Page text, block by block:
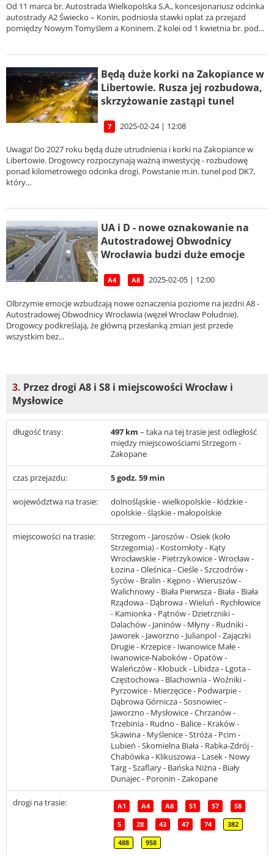
Od 11 marca br. Autostrada Wielkopolska S.A., koncesjonariusz odcinka
autostrady A2 Świecko – Konin, podniosła stawki opłat za przejazd
pomiędzy Nowym Tomyślem a Koninem. Z kolei od 1 kwietnia br. pod...
Będą duże korki na Zakopiance w
Libertowie. Rusza jej rozbudowa,
skrzyżowanie zastąpi tunel
7 2025-02-24 | 12:08
Uwaga! Do 2027 roku będą duże utrudnienia i korki na Zakopiance w
Libertowie. Drogowcy rozpoczynają ważną inwestycję - rozbudowę
ponad kilometrowego odcinka drogi. Powstanie m.in. tunel pod DK7,
który...
UA i D - nowe oznakowanie na
Autostradowej Obwodnicy
Wrocławia budzi duże emocje
A4 A8 2025-02-05 | 12:00
Olbrzymie emocje wzbudzają nowe oznaczenia poziome na jezdni A8 -
Autostradowej Obwodnicy Wrocławia (węzeł Wrocław Południe).
Drogowcy podkreślają, że główną przesłanką zmian jest przede
wszystkim bez...
3. Przez drogi A8 i S8 i miejscowości Wrocław i
Mysłowice
długość trasy: 497 km – taka na tej trasie jest odległość
między miejscowościami Strzegom -
Zakopane
czas przejazdu: 5 godz. 59 min
województwa na trasie:
dolnośląskie - wielkopolskie - łódzkie -
opolskie - śląskie - małopolskie
miejscowości na trasie:
Strzegom - Jaroszów - Osiek (koło
Strzegomia) - Kostomłoty - Kąty
Wrocławskie - Pietrzykowice - Wrocław -
Łozina - Oleśnica - Cieśle - Szczodrów -
Syców - Bralin - Kępno - Wieruszów -
Walichnowy - Biała Pierwsza - Biała - Biała
Rządowa - Dąbrowa - Wieluń - Rychłowice
- Kamionka - Pątnów - Dzietrzniki -
Dalachów - Janinów - Młyny - Rudniki -
Jaworek - Jaworzno - Julianpol - Zajączki
Drugie - Krzepice - Iwanowice Małe -
Iwanowice-Naboków - Opatów -
Waleńczów - Kłobuck - Libidza - Lgota -
Częstochowa - Blachownia - Woźniki -
Pyrzowice - Mierzęcice - Podwarpie -
Dąbrowa Górnicza - Sosnowiec -
Jaworzno - Mysłowice - Chrzanów -
Trzebinia - Rudno - Balice - Kraków -
Skawina - Myślenice - Stróża - Pcim -
Lubień - Skomielna Biała - Rabka-Zdrój -
Chabówka - Klikuszowa - Lasek - Nowy
Targ - Szaflary - Bańska Niżna - Biały
Dunajec - Poronin - Zakopane
drogi na trasie: A1 A4 A8 S1 S7 S8
5 28 43 47 74 382
488 958